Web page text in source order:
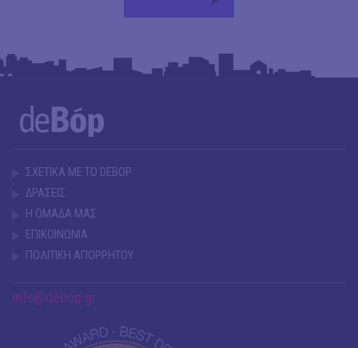
ΣΧΕΤΙΚΑ ΜΕ ΤΟ DEBOP
ΔΡΑΣΕΙΣ
Η ΟΜΑΔΑ ΜΑΣ
ΕΠΙΚΟΙΝΩΝΙΑ
ΠΟΛΙΤΙΚΗ ΑΠΟΡΡΗΤΟΥ
info@debop.gr